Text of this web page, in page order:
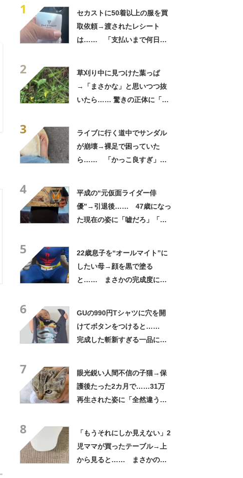
1
セカストに50着以上の服を買
取依頼→渡されたレシート
は…… 「支払いまで何日か
2
草刈り中に見つけた葉っぱ
→「まさかな」と思いつつ抜
いたら…… 驚きの正体に「お
3
ライブに行く道中でサンダル
が崩壊→裸足で困っていた
ら…… 「かっこ良すぎ」ま
4
平成の“元仮面ライダー俳
優”→引退後…… 47歳になっ
た現在の姿に「嘘だろ」「声
5
22歳息子を“オールマイト”に
したい母→顔を黒で塗る
と…… まさかの完成度に
6
GUの990円Tシャツに穴を開
けてボタンをつけると……
完成した斬新すぎる一品に称
7
眼光鋭い人間不信の子猫→保
護後たった2カ月で……31万
再生された姿に「全然違う」
8
「もうそれにしか見えない」2
児ママが買ったテーブル→上
から見ると…… まさかの光